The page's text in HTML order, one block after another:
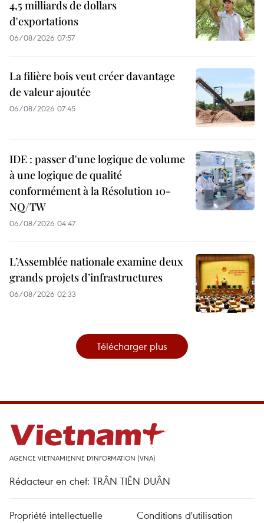
4,5 milliards de dollars
d'exportations
06/08/2026 07:57
La filière bois veut créer davantage
de valeur ajoutée
06/08/2026 07:45
IDE : passer d'une logique de volume
à une logique de qualité
conformément à la Résolution 10-
NQ/TW
06/08/2026 04:47
L’Assemblée nationale examine deux
grands projets d’infrastructures
06/08/2026 02:33
Télécharger plus
AGENCE VIETNAMIENNE D'INFORMATION (VNA)
Rédacteur en chef: TRÂN TIÊN DUÂN
Propriété intellectuelle Conditions d'utilisation